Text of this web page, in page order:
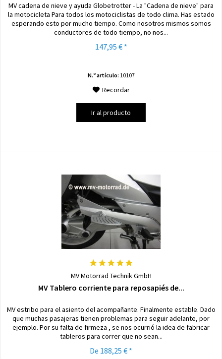
MV cadena de nieve y ayuda Globetrotter - La "Cadena de nieve" para
la motocicleta Para todos los motociclistas de todo clima. Has estado
esperando esto por mucho tiempo. Como nosotros mismos somos
conductores de todo tiempo, no nos...
147,95 € *
N.º artículo: 10107
Recordar
Ir al producto
MV Motorrad Technik GmbH
MV Tablero corriente para reposapiés de...
MV estribo para el asiento del acompañante. Finalmente estable. Dado
que muchas pasajeras tienen problemas para seguir adelante, por
ejemplo. Por su falta de firmeza , se nos ocurrió la idea de fabricar
tableros para correr que no sean...
De 188,25 € *